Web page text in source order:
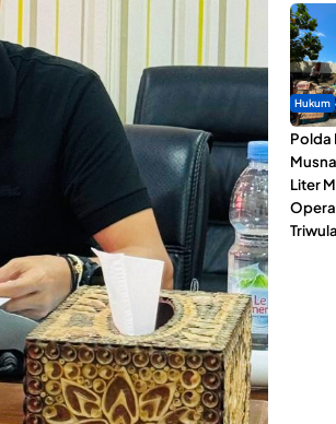
Hukum
Polda
Liter